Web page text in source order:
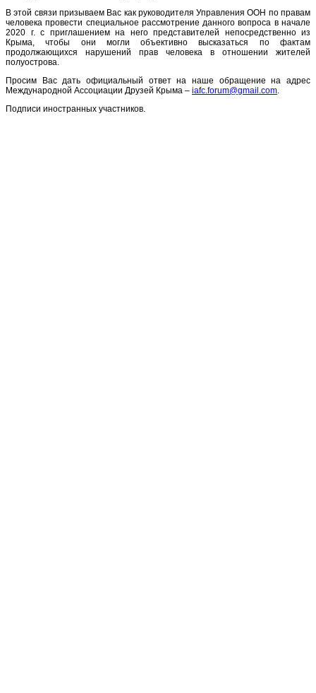
В этой связи призываем Вас как руководителя Управления ООН по правам
человека провести специальное рассмотрение данного вопроса в начале
2020 г. с приглашением на него представителей непосредственно из
Крыма, чтобы они могли объективно высказаться по фактам
продолжающихся нарушений прав человека в отношении жителей
полуострова.
Просим Вас дать официальный ответ на наше обращение на адрес
Международной Ассоциации Друзей Крыма – iafc.forum@gmail.com.
Подписи иностранных участников.